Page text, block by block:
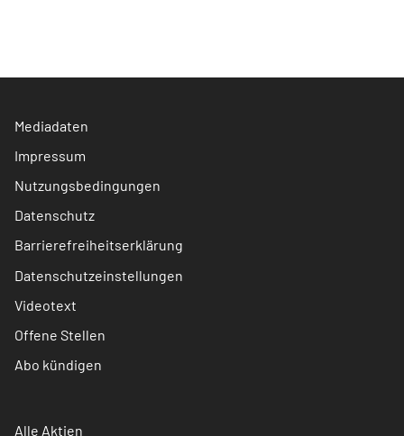
Mediadaten
Impressum
Nutzungsbedingungen
Datenschutz
Barrierefreiheitserklärung
Datenschutzeinstellungen
Videotext
Offene Stellen
Abo kündigen
Alle Aktien